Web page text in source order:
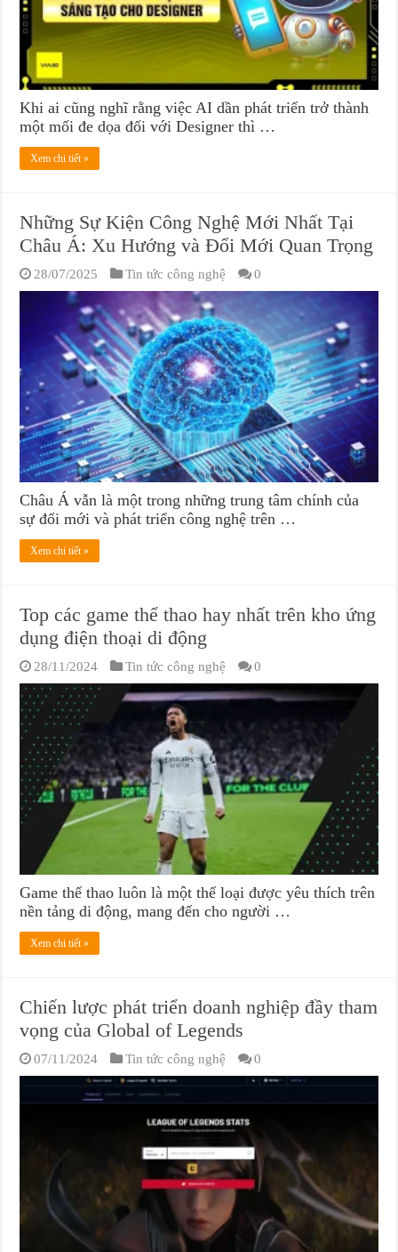
Khi ai cũng nghĩ rằng việc AI dần phát triển trở thành
một mối đe dọa đối với Designer thì …
Xem chi tiết »
Những Sự Kiện Công Nghệ Mới Nhất Tại
Châu Á: Xu Hướng và Đổi Mới Quan Trọng
28/07/2025 Tin tức công nghệ 0
Châu Á vẫn là một trong những trung tâm chính của
sự đổi mới và phát triển công nghệ trên …
Xem chi tiết »
Top các game thể thao hay nhất trên kho ứng
dụng điện thoại di động
28/11/2024 Tin tức công nghệ 0
Game thể thao luôn là một thể loại được yêu thích trên
nền tảng di động, mang đến cho người …
Xem chi tiết »
Chiến lược phát triển doanh nghiệp đầy tham
vọng của Global of Legends
07/11/2024 Tin tức công nghệ 0